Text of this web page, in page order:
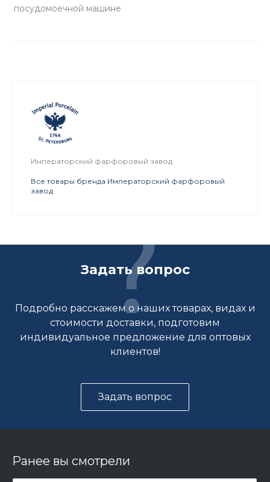
посудомоечной машине
Императорский фарфоровый завод
Все товары бренда Императорский фарфоровый
завод
Задать вопрос
Подробно расскажем о наших товарах, видах и
стоимости доставки, подготовим
индивидуальное предложение для оптовых
клиентов!
Задать вопрос
Ранее вы смотрели